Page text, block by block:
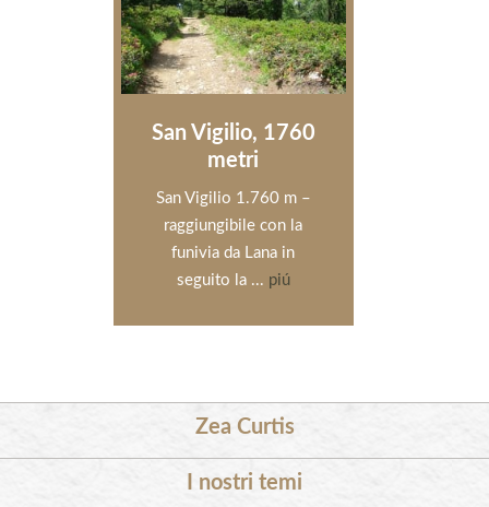
San Vigilio, 1760
metri
San Vigilio 1.760 m –
raggiungibile con la
funivia da Lana in
seguito la ... piú
Zea Curtis
I nostri temi